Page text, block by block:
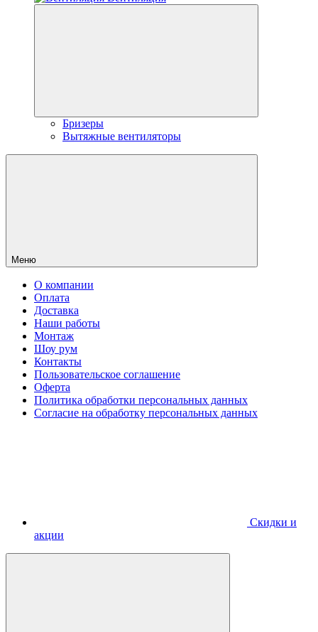
Бризеры
Вытяжные вентиляторы
Меню
О компании
Оплата
Доставка
Наши работы
Монтаж
Шоу рум
Контакты
Пользовательское соглашение
Оферта
Политика обработки персональных данных
Согласие на обработку персональных данных
Скидки и
акции